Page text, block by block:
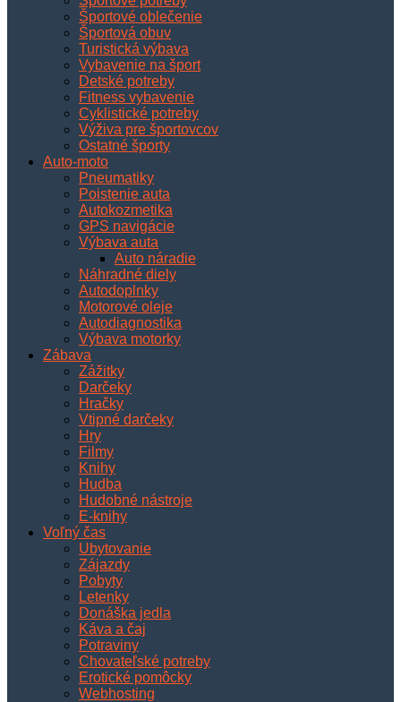
Športové oblečenie
Športová obuv
Turistická výbava
Vybavenie na šport
Detské potreby
Fitness vybavenie
Cyklistické potreby
Výživa pre športovcov
Ostatné športy
Auto-moto
Pneumatiky
Poistenie auta
Autokozmetika
GPS navigácie
Výbava auta
Auto náradie
Náhradné diely
Autodoplnky
Motorové oleje
Autodiagnostika
Výbava motorky
Zábava
Zážitky
Darčeky
Hračky
Vtipné darčeky
Hry
Filmy
Knihy
Hudba
Hudobné nástroje
E-knihy
Voľný čas
Ubytovanie
Zájazdy
Pobyty
Letenky
Donáška jedla
Káva a čaj
Potraviny
Chovateľské potreby
Erotické pomôcky
Webhosting